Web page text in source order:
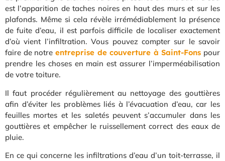
est l’apparition de taches noires en haut des murs et sur les
plafonds. Même si cela révèle irrémédiablement la présence
de fuite d’eau, il est parfois difficile de localiser exactement
d’où vient l’infiltration. Vous pouvez compter sur le savoir
faire de notre entreprise de couverture à Saint-Fons pour
prendre les choses en main est assurer l’imperméabilisation
de votre toiture.
Il faut procéder régulièrement au nettoyage des gouttières
afin d’éviter les problèmes liés à l’évacuation d’eau, car les
feuilles mortes et les saletés peuvent s’accumuler dans les
gouttières et empêcher le ruissellement correct des eaux de
pluie.
En ce qui concerne les infiltrations d’eau d’un toit-terrasse, il